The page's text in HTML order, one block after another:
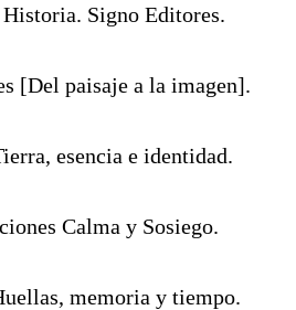
Signo Editores.
[Del paisaje a la imagen].
esencia e identidad.
Calma y Sosiego.
memoria y tiempo.